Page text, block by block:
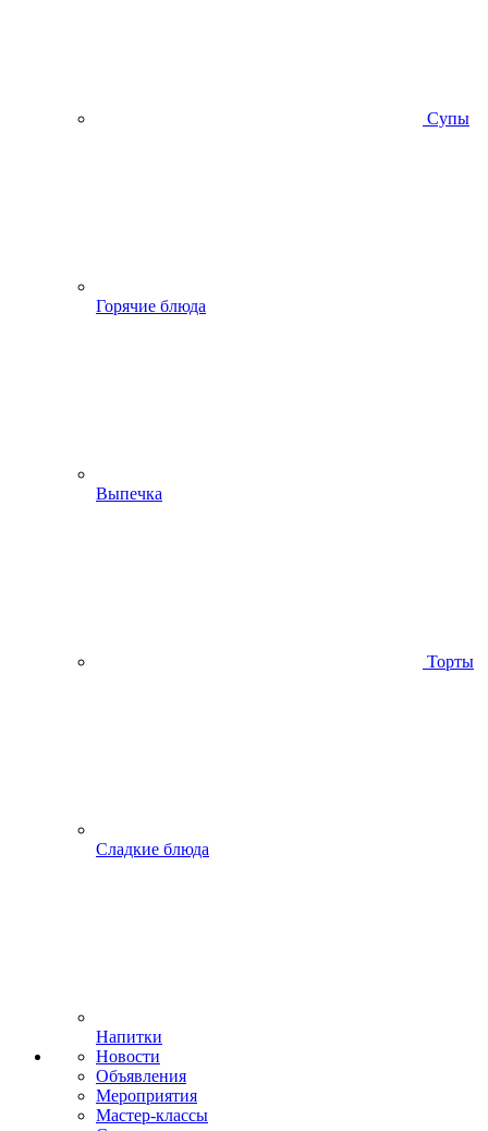
Супы
Горячие блюда
Выпечка
Торты
Сладкие блюда
Напитки
Новости
Объявления
Мероприятия
Мастер-классы